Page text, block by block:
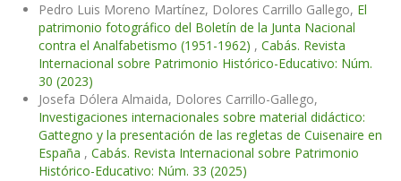
Pedro Luis Moreno Martínez, Dolores Carrillo Gallego, El
patrimonio fotográfico del Boletín de la Junta Nacional
contra el Analfabetismo (1951-1962) , Cabás. Revista
Internacional sobre Patrimonio Histórico-Educativo: Núm.
30 (2023)
Josefa Dólera Almaida, Dolores Carrillo-Gallego,
Investigaciones internacionales sobre material didáctico:
Gattegno y la presentación de las regletas de Cuisenaire en
España , Cabás. Revista Internacional sobre Patrimonio
Histórico-Educativo: Núm. 33 (2025)